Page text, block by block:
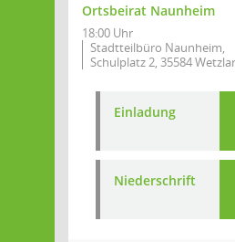
Ortsbeirat Naunheim
18:00 Uhr
Stadtteilbüro Naunheim,
Schulplatz 2, 35584 Wetzlar
Einladung
Niederschrift